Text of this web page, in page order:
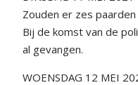
Zouden er zes
Bij de komst van de
al gevangen.
WOENSDAG 12 MEI